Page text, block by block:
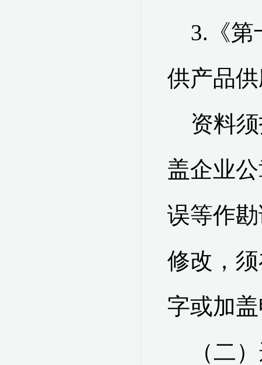
3. 《
供产品
资料须
盖企业
误等作
修改，
字或加
（二）